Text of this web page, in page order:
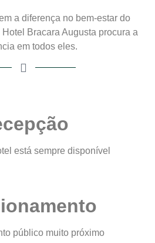
a diferença no bem-estar do
Bracara Augusta procura a
em todos eles.
está sempre disponível
público muito próximo